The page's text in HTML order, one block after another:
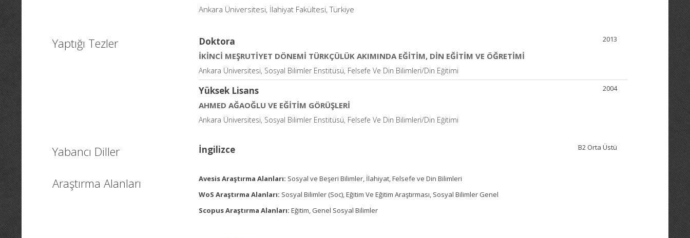
Ankara Üniversitesi, İlahiyat Fakültesi, Türkiye
Yaptığı Tezler 2013
Doktora
İKİNCİ MEŞRUTİYET DÖNEMİ TÜRKÇÜLÜK AKIMINDA EĞİTİM, DİN EĞİTİM VE ÖĞRETİMİ
Ankara Üniversitesi, Sosyal Bilimler Enstitüsü, Felsefe Ve Din Bilimleri/Din Eğitimi
2004
Yüksek Lisans
AHMED AĞAOĞLU VE EĞİTİM GÖRÜŞLERİ
Ankara Üniversitesi, Sosyal Bilimler Enstitüsü, Felsefe Ve Din Bilimleri/Din Eğitimi
Yabancı Diller B2 Orta Üstü
İngilizce
Araştırma Alanları Avesis Araştırma Alanları: Sosyal ve Beşeri Bilimler, İlahiyat, Felsefe ve Din Bilimleri
WoS Araştırma Alanları: Sosyal Bilimler (Soc), Eğitim Ve Eğitim Araştırması, Sosyal Bilimler Genel
Scopus Araştırma Alanları: Eğitim, Genel Sosyal Bilimler